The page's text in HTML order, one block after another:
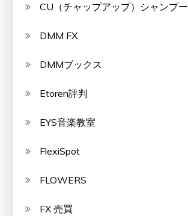
CU（チャップアップ）シャンプー
DMM FX
DMMブックス
Etoren評判
EYS音楽教室
FlexiSpot
FLOWERS
FX 売買